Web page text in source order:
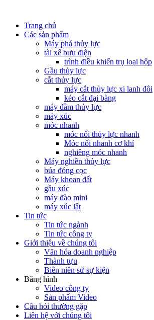
Trang chủ
Các sản phẩm
Máy phá thủy lực
tài xế bưu điện
trình điều khiển trụ loại hộp
Gầu thủy lực
cắt thủy lực
máy cắt thủy lực xi lanh đôi
kéo cắt đại bàng
máy đầm thủy lực
máy xúc
móc nhanh
móc nối thủy lực nhanh
Móc nối nhanh cơ khí
nghiêng móc nhanh
Máy nghiền thủy lực
búa đóng cọc
Máy khoan đất
gầu xúc
máy đào mini
máy xúc lật
Tin tức
Tin tức ngành
Tin tức công ty
Giới thiệu về chúng tôi
Văn hóa doanh nghiệp
Thành tựu
Biên niên sử sự kiện
Băng hình
Video công ty
Sản phẩm Video
Câu hỏi thường gặp
Liên hệ với chúng tôi